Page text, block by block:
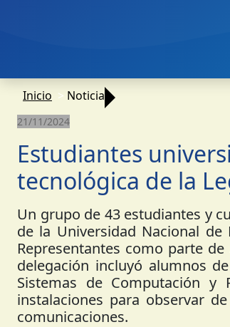
Inicio Noticia
21/11/2024
Estudiantes
tecnológica de la
Un grupo de 43 estudiantes y
de la Universidad Nacional
Representantes como parte
delegación incluyó alumnos
Sistemas de Computación y
instalaciones para observar
comunicaciones.